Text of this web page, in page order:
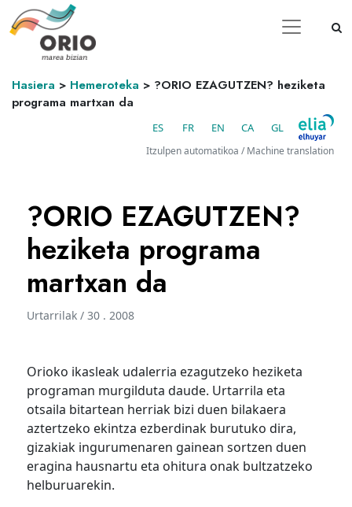
Hasiera > Hemeroteka > ?ORIO EZAGUTZEN? heziketa
programa martxan da
ES FR EN CA GL
Itzulpen automatikoa / Machine translation
?ORIO EZAGUTZEN?
heziketa programa
martxan da
Urtarrilak / 30 . 2008
Orioko ikasleak udalerria ezagutzeko heziketa
programan murgilduta daude. Urtarrila eta
otsaila bitartean herriak bizi duen bilakaera
aztertzeko ekintza ezberdinak burutuko dira,
gizakiak ingurumenaren gainean sortzen duen
eragina hausnartu eta ohitura onak bultzatzeko
helburuarekin.